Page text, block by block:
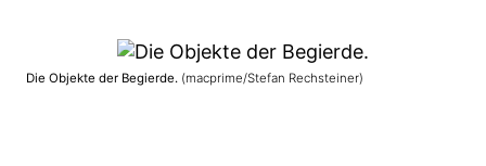
Die Objekte der Begierde. (macprime/Stefan Rechsteiner)